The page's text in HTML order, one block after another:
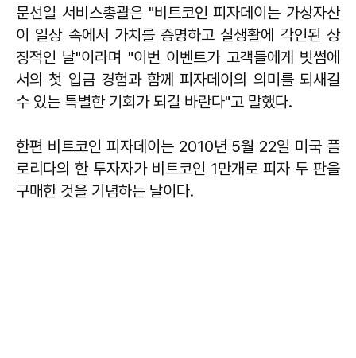
문선일 서비스총괄은 "비트코인 피자데이는 가상자산
이 일상 속에서 가치를 증명하고 실생활에 각인된 상
징적인 날"이라며 "이번 이벤트가 고객들에게 빗썸에
서의 첫 입금 경험과 함께 피자데이의 의미를 되새길
수 있는 특별한 기회가 되길 바란다"고 말했다.
한편 비트코인 피자데이는 2010년 5월 22일 미국 플
로리다의 한 투자자가 비트코인 1만개로 피자 두 판을
구매한 것을 기념하는 날이다.